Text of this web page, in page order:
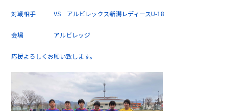
対戦相手 VS アルビレックス新潟レディースU-18
会場 アルビレッジ
応援よろしくお願い致します。